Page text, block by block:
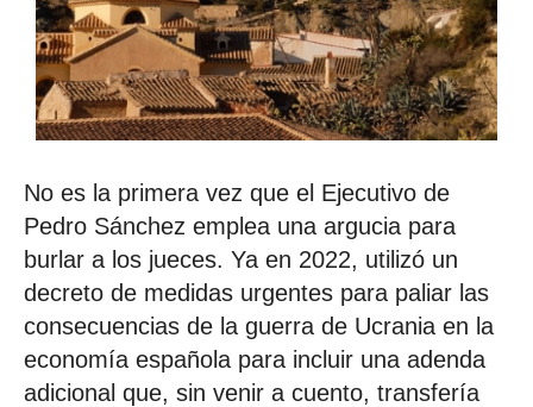
No es la primera vez que el Ejecutivo de
Pedro Sánchez emplea una argucia para
burlar a los jueces. Ya en 2022, utilizó un
decreto de medidas urgentes para paliar las
consecuencias de la guerra de Ucrania en la
economía española para incluir una adenda
adicional que, sin venir a cuento, transfería